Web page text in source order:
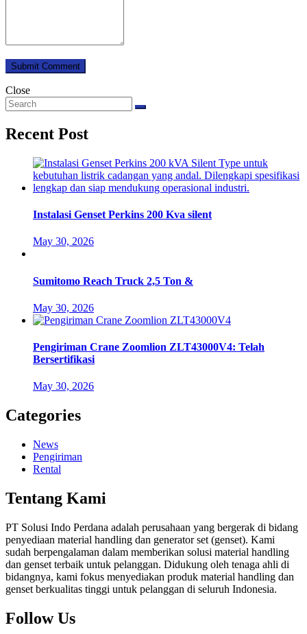
Close
Recent Post
Instalasi Genset Perkins 200 Kva silent
May 30, 2026
Sumitomo Reach Truck 2,5 Ton &
May 30, 2026
Pengiriman Crane Zoomlion ZLT43000V4: Telah
Bersertifikasi
May 30, 2026
Categories
News
Pengiriman
Rental
Tentang Kami
PT Solusi Indo Perdana adalah perusahaan yang bergerak di bidang
penyediaan material handling dan generator set (genset). Kami
sudah berpengalaman dalam memberikan solusi material handling
dan genset terbaik untuk pelanggan. Didukung oleh tenaga ahli di
bidangnya, kami fokus menyediakan produk material handling dan
genset berkualitas tinggi untuk pelanggan di seluruh Indonesia.
Follow Us